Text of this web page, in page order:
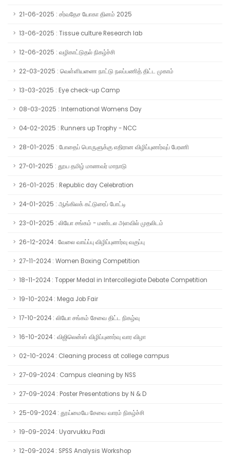
21-06-2025 : சர்வதேச யோகா தினம் 2025
13-06-2025 : Tissue culture Research lab
12-06-2025 : வழிகாட்டுதல் நிகழ்ச்சி
22-03-2025 : வெள்ளியணை நாட்டு நலப்பணித் திட்ட முகாம்
13-03-2025 : Eye check-up Camp
08-03-2025 : International Womens Day
04-02-2025 : Runners up Trophy - NCC
28-01-2025 : போதைப் பொருளுக்கு எதிரான விழிப்புணர்வுப் பேரணி
27-01-2025 : தூய தமிழ் மாணவர் மாநாடு
26-01-2025 : Republic day Celebration
24-01-2025 : ஆங்கிலக் கட்டுரைப் போட்டி
23-01-2025 : லியோ சங்கம் - மண்டல அளவில் முதலிடம்
26-12-2024 : வேலை வாய்ப்பு விழிப்புணர்வு வகுப்பு
27-11-2024 : Women Boxing Competition
18-11-2024 : Topper Medal in Intercollegiate Debate Competition
19-10-2024 : Mega Job Fair
17-10-2024 : லியோ சங்கம் சேவை திட்ட நிகழ்வு
16-10-2024 : விஜிலென்ஸ் விழிப்புணர்வு வார விழா
02-10-2024 : Cleaning process at college campus
27-09-2024 : Campus cleaning by NSS
27-09-2024 : Poster Presentations by N & D
25-09-2024 : தூய்மையே சேவை வாரம் நிகழ்ச்சி
19-09-2024 : Uyarvukku Padi
12-09-2024 : SPSS Analysis Workshop